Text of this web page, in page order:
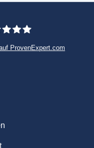
ProvenExpert.com